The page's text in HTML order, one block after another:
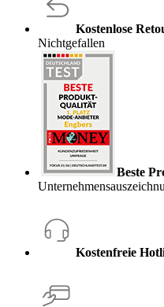
Kostenlose
Nichtgefallen
Beste
Kostenfreie